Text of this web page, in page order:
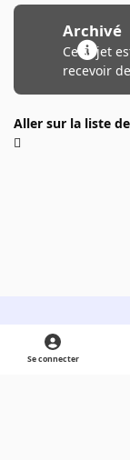
Archivé
Ce sujet
recevoir
Aller sur la liste
Light ModeDark ModeSystem
Se connecter